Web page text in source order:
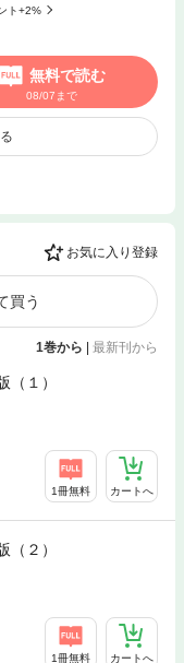
ト+2%
無料で読む
08/07まで
お気に入り登録
買う
1巻から 最新刊から
１）
1冊無料 カートへ
２）
1冊無料 カートへ